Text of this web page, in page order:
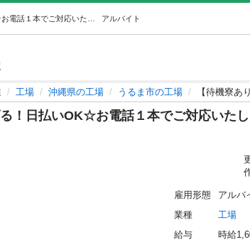
アルバイト
工場 沖縄県の工場 うるま市の工場 【待機寮
る！日払いOK☆お電話１本でご対応いたし
雇用形態
アルバ
業種
工場
給与
時給